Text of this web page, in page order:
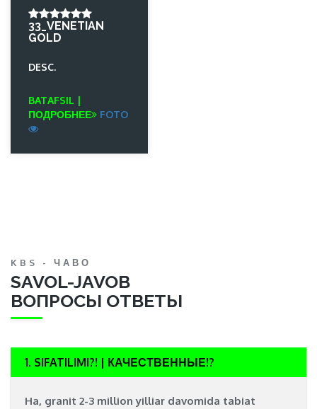
33_VENETIAN
GOLD
DESC.
BATAFSIL |
ПОДРОБНЕЕ
FOTO
KBS - ЧАВО
SAVOL-JAVOB
ВОПРОСЫ ОТВЕТЫ
1. SIFATILIMI?! | КАЧЕСТВЕННЫЕ!?
Ha, granit 2-3 million yilliar davomida tabiat